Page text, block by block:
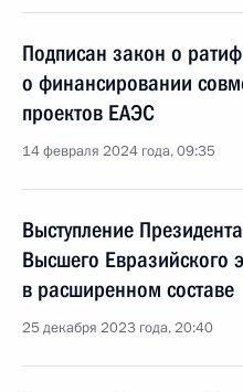
Подписан закон о
о финансировании
проектов ЕАЭС
14 февраля 2024 года, 09:35
Выступление
Высшего Евразийского
в расширенном составе
25 декабря 2023 года, 20:40